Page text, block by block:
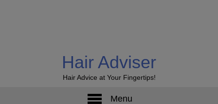
Hair Adviser
Hair Advice at Your Fingertips!
Menu